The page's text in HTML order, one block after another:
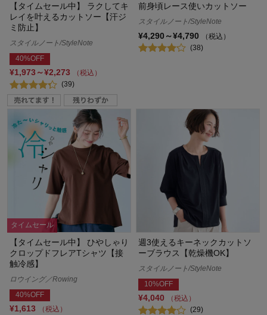
【タイムセール中】 ラクしてキ
レイを叶えるカットソー【汗ジ
ミ防止】
スタイルノート/StyleNote
40%OFF
¥1,973～¥2,273
（税込）
(39)
前身頃レース使いカットソー
スタイルノート/StyleNote
¥4,290～¥4,790
（税込）
(38)
タイムセール
【タイムセール中】 ひやしゃり
クロップドフレアTシャツ【接
触冷感】
ロウイング／Rowing
40%OFF
¥1,613
（税込）
週3使えるキーネックカットソ
ーブラウス【乾燥機OK】
スタイルノート/StyleNote
10%OFF
¥4,040
（税込）
(29)